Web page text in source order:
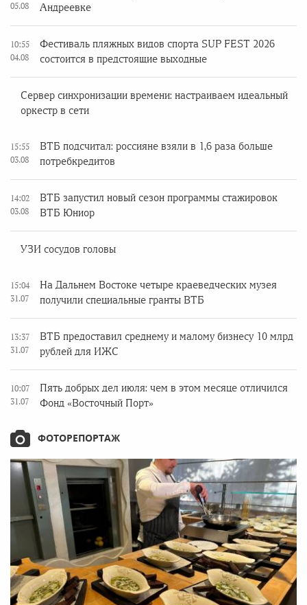
05.08
Андреевке
10:55
04.08
Фестиваль пляжных видов спорта SUP FEST 2026
состоится в предстоящие выходные
Сервер синхронизации времени: настраиваем идеальный
оркестр в сети
15:55
03.08
ВТБ подсчитал: россияне взяли в 1,6 раза больше
потребкредитов
14:02
03.08
ВТБ запустил новый сезон программы стажировок
ВТБ Юниор
УЗИ сосудов головы
15:04
31.07
На Дальнем Востоке четыре краеведческих музея
получили специальные гранты ВТБ
13:37
31.07
ВТБ предоставил среднему и малому бизнесу 10 млрд
рублей для ИЖС
10:07
31.07
Пять добрых дел июля: чем в этом месяце отличился
Фонд «Восточный Порт»
ФОТОРЕПОРТАЖ